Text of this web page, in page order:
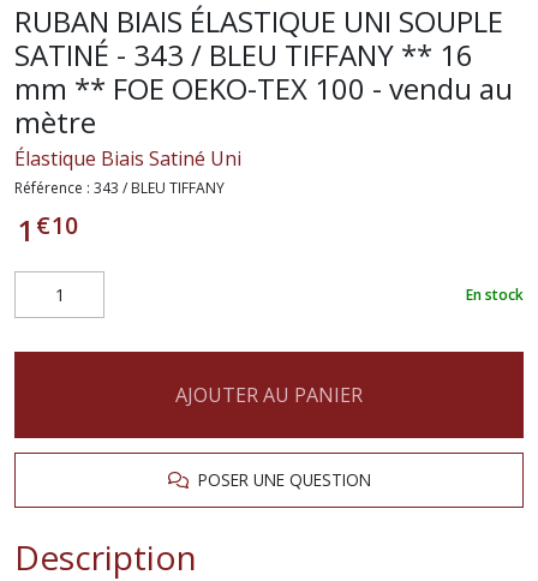
RUBAN BIAIS ÉLASTIQUE UNI SOUPLE
SATINÉ - 343 / BLEU TIFFANY ** 16
mm ** FOE OEKO-TEX 100 - vendu au
mètre
Élastique Biais Satiné Uni
Référence : 343 / BLEU TIFFANY
1 €10
En stock
AJOUTER AU PANIER
POSER UNE QUESTION
Description